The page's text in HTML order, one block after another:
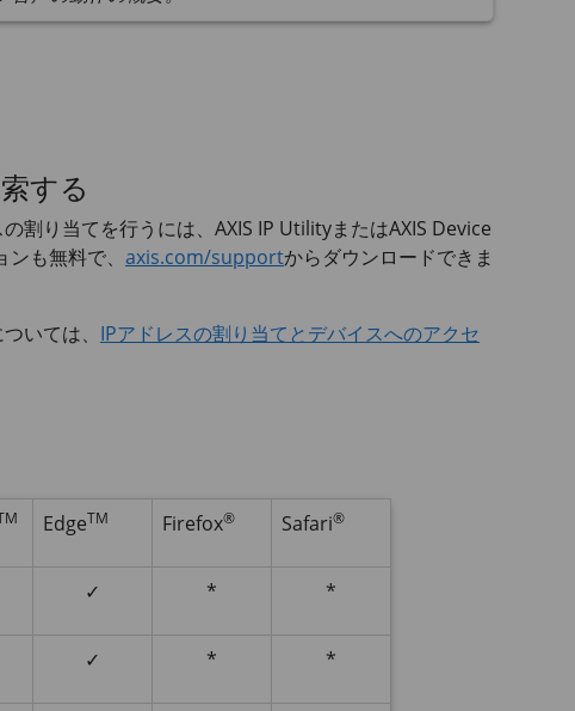
する
割り当てを行うには、 AXIS IP UtilityまたはAXIS Device
も無料で、 axis.com/supportからダウンロードできま
いては、 IPアドレスの割り当てとデバイスへのアクセ
EdgeTM Firefox® Safari®
✓ * *
✓ * *